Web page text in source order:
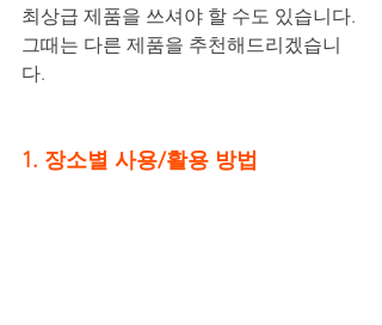
최상급 제품을 쓰셔야 할 수도 있습니다.
그때는 다른 제품을 추천해드리겠습니
다.
1. 장소별 사용/활용 방법